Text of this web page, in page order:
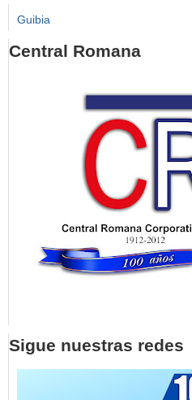
Guibia
Central Romana
Sigue nuestras redes